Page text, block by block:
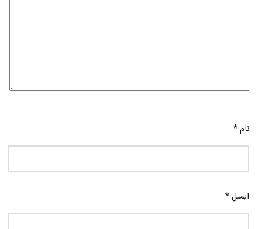
نام*
ایمیل*